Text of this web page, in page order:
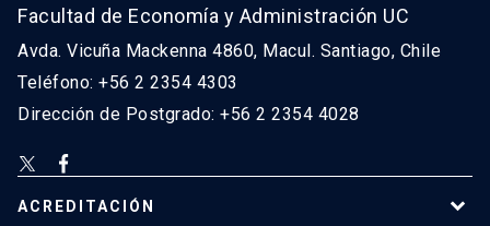
Facultad de Economía y Administración UC
Avda. Vicuña Mackenna 4860, Macul. Santiago, Chile
Teléfono: +56 2 2354 4303
Dirección de Postgrado: +56 2 2354 4028
ACREDITACIÓN